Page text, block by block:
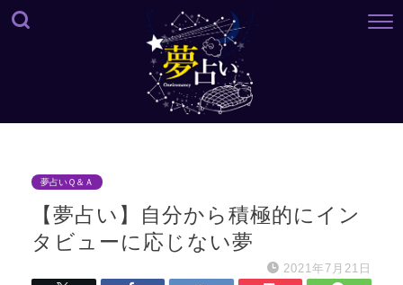
夢占いＱ＆Ａ
【夢占い】自分から積極的にイン
タビューに応じない夢
2021年7月21日